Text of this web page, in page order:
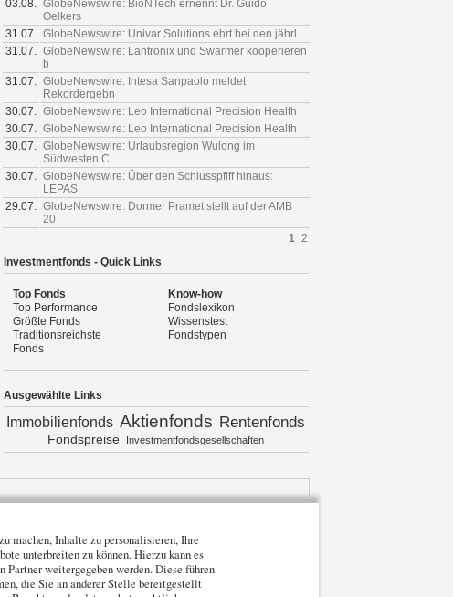
machen, Inhalte zu personalisieren, Ihre
unterbreiten zu können. Hierzu kann es
Partner weitergegeben werden. Diese führen
die Sie an anderer Stelle bereitgestellt
03.08.
GlobeNewswire: BioNTech ernennt Dr. Guido
Oelkers
31.07.
GlobeNewswire: Univar Solutions ehrt bei den jährl
31.07.
GlobeNewswire: Lantronix und Swarmer kooperieren
b
31.07.
GlobeNewswire: Intesa Sanpaolo meldet
Rekordergebn
30.07.
GlobeNewswire: Leo International Precision Health
30.07.
GlobeNewswire: Leo International Precision Health
30.07.
GlobeNewswire: Urlaubsregion Wulong im
Südwesten C
30.07.
GlobeNewswire: Über den Schlusspfiff hinaus:
LEPAS
29.07.
GlobeNewswire: Dormer Pramet stellt auf der AMB
20
1
2
Investmentfonds - Quick Links
Top Fonds
Top Performance
Größte Fonds
Traditionsreichste
Fonds
Know-how
Fondslexikon
Wissenstest
Fondstypen
Ausgewählte Links
Immobilienfonds Aktienfonds Rentenfonds
Fondspreise Investmentfondsgesellschaften